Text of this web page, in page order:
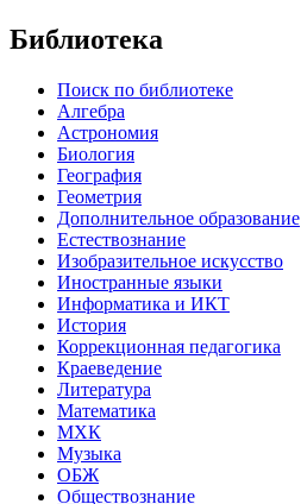
Библиотека
Поиск по библиотеке
Алгебра
Астрономия
Биология
География
Геометрия
Дополнительное образование
Естествознание
Изобразительное искусство
Иностранные языки
Информатика и ИКТ
История
Коррекционная педагогика
Краеведение
Литература
Математика
МХК
Музыка
ОБЖ
Обществознание